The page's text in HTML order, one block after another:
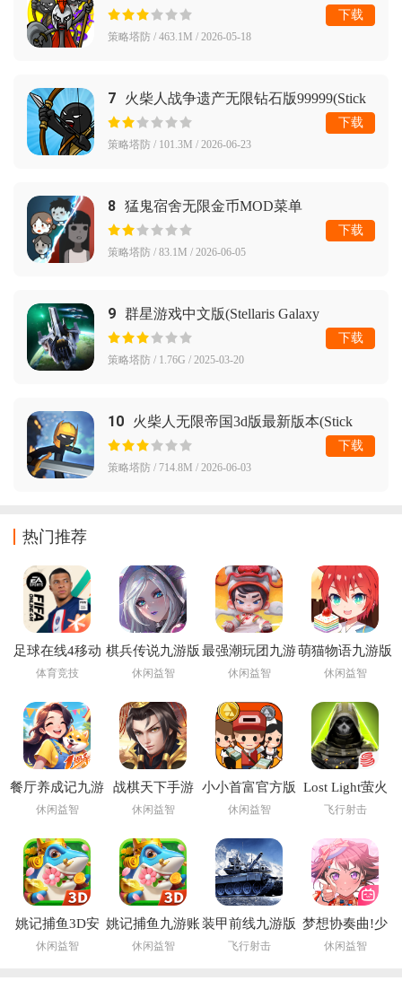
策略塔防 / 463.1M / 2026-05-18
下载
7
火柴人战争遗产无限钻石版99999(Stick
War: Legacy)
策略塔防 / 101.3M / 2026-06-23
下载
8 猛鬼宿舍无限金币MOD菜单
策略塔防 / 83.1M / 2026-06-05
下载
9 群星游戏中文版(Stellaris Galaxy
Command)
策略塔防 / 1.76G / 2025-03-20
下载
10
火柴人无限帝国3d版最新版本(Stick
Infinite Kingdom)
策略塔防 / 714.8M / 2026-06-03
下载
热门推荐
足球在线4移动
版下载安装
M)
体育竞技
棋兵传说九游版
休闲益智
最强潮玩团九游
版
休闲益智
萌猫物语九游版
休闲益智
餐厅养成记九游
版
休闲益智
战棋天下手游
休闲益智
小小首富官方版
休闲益智
Lost Light萤火
突击手游下载国
飞行射击
姚记捕鱼3D安
卓版正版手游
休闲益智
姚记捕鱼九游账
号登录版本
休闲益智
装甲前线九游版
飞行射击
梦想协奏曲!少
女乐团派对!九
休闲益智